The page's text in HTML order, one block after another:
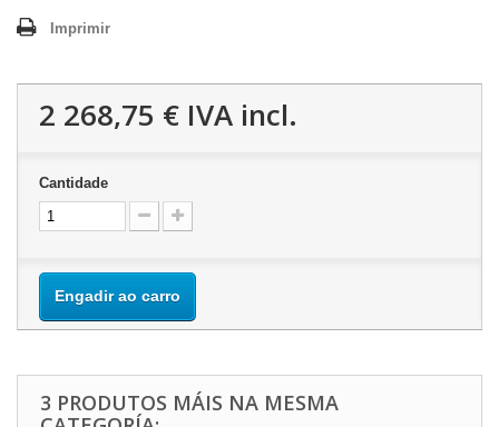
Imprimir
2 268,75 € IVA incl.
Cantidade
Engadir ao carro
3 PRODUTOS MÁIS NA MESMA